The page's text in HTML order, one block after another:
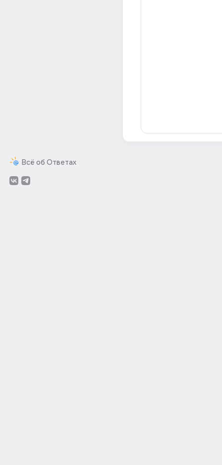
Всё об Ответах